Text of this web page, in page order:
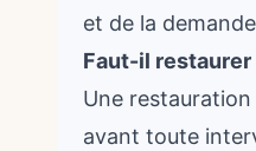
et de la
Faut-il restaurer
Une
avant toute